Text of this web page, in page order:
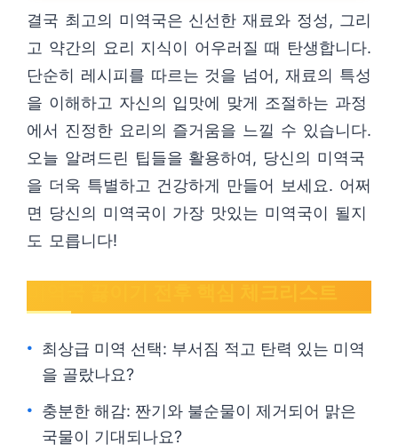
결국 최고의 미역국은 신선한 재료와 정성, 그리
고 약간의 요리 지식이 어우러질 때 탄생합니다.
단순히 레시피를 따르는 것을 넘어, 재료의 특성
을 이해하고 자신의 입맛에 맞게 조절하는 과정
에서 진정한 요리의 즐거움을 느낄 수 있습니다.
오늘 알려드린 팁들을 활용하여, 당신의 미역국
을 더욱 특별하고 건강하게 만들어 보세요. 어쩌
면 당신의 미역국이 가장 맛있는 미역국이 될지
도 모릅니다!
최상급 미역 선택: 부서짐 적고 탄력 있는 미역
을 골랐나요?
충분한 해감: 짠기와 불순물이 제거되어 맑은
국물이 기대되나요?